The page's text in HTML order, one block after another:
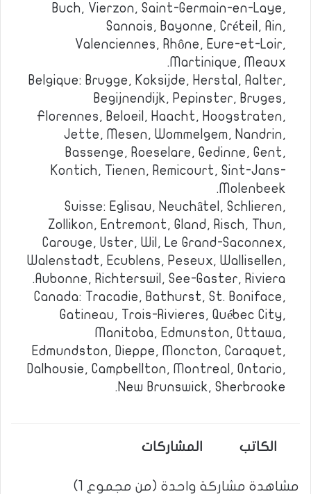
Buch, Vierzon, Saint-Germain-en-Laye,
Sannois, Bayonne, Créteil, Ain,
Valenciennes, Rhône, Eure-et-Loir,
Martinique, Meaux.
Belgique: Brugge, Koksijde, Herstal, Aalter,
Begijnendijk, Pepinster, Bruges,
Florennes, Beloeil, Haacht, Hoogstraten,
Jette, Mesen, Wommelgem, Nandrin,
Bassenge, Roeselare, Gedinne, Gent,
Kontich, Tienen, Remicourt, Sint-Jans-
Molenbeek.
Suisse: Eglisau, Neuchâtel, Schlieren,
Zollikon, Entremont, Gland, Risch, Thun,
Carouge, Uster, Wil, Le Grand-Saconnex,
Walenstadt, Ecublens, Peseux, Wallisellen,
Aubonne, Richterswil, See-Gaster, Riviera.
Canada: Tracadie, Bathurst, St. Boniface,
Gatineau, Trois-Rivieres, Québec City,
Manitoba, Edmunston, Ottawa,
Edmundston, Dieppe, Moncton, Caraquet,
Dalhousie, Campbellton, Montreal, Ontario,
New Brunswick, Sherbrooke.
الكاتب المشاركات
مشاهدة مشاركة واحدة (من مجموع 1)